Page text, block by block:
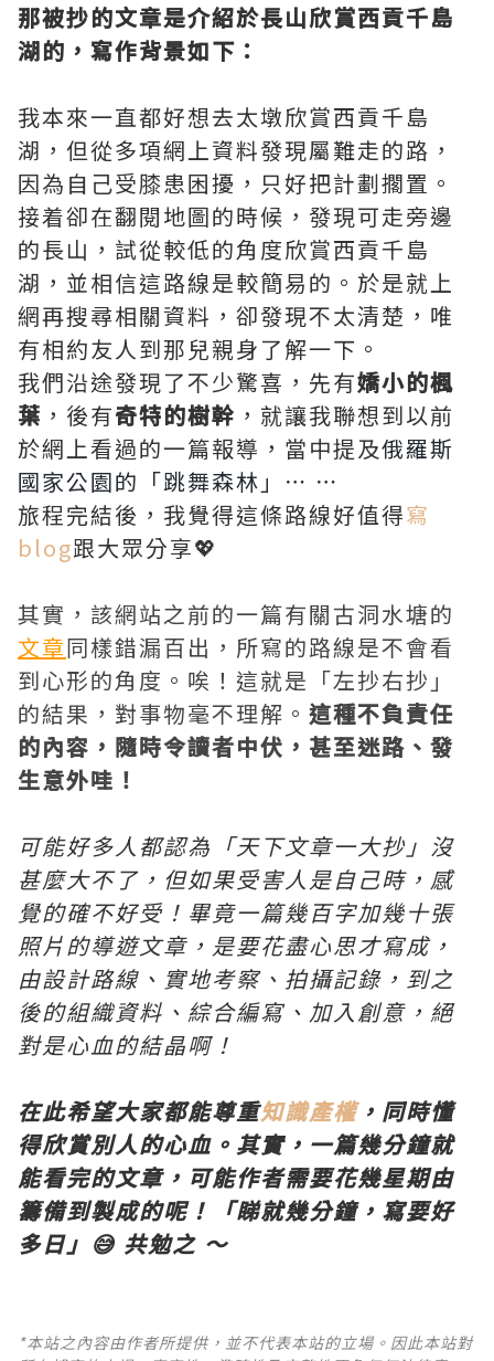
那被抄的文章是介紹於長山欣賞西貢千島
湖的，寫作背景如下：
我本來一直都好想去太墩欣賞西貢千島
湖，但從多項網上資料發現屬難走的路，
因為自己受膝患困擾，只好把計劃擱置。
接着卻在翻閱地圖的時候，發現可走旁邊
的長山，試從較低的角度欣賞西貢千島
湖，並相信這路線是較簡易的。於是就上
網再搜尋相關資料，卻發現不太清楚，唯
有相約友人到那兒親身了解一下。
我們沿途發現了不少驚喜，先有嬌小的楓
葉 ，後有奇特的樹幹 ，就讓我聯想到以前
於網上看過的一篇報導，當中提及俄羅斯
國家公園的「跳舞森林」⋯ ⋯
旅程完結後，我覺得這條路線好值得寫
blog跟大眾分享💖
其實，該網站之前的一篇有關古洞水塘的
文章同樣錯漏百出，所寫的路線是不會看
到心形的角度。唉！這就是「左抄右抄」
的結果，對事物毫不理解。 這種不負責任
的內容，隨時令讀者中伏，甚至迷路、發
生意外哇！
可能好多人都認為「天下文章一大抄」沒
甚麼大不了，但如果受害人是自己時，感
覺的確不好受！畢竟一篇幾百字加幾十張
照片的導遊文章，是要花盡心思才寫成，
由設計路線、實地考察、拍攝記錄，到之
後的組織資料、綜合編寫、加入創意，絕
對是心血的結晶啊！
在此希望大家都能尊重知識產權，同時懂
得欣賞別人的心血。其實，一篇幾分鐘就
能看完的文章，可能作者需要花幾星期由
籌備到製成的呢！「睇就幾分鐘，寫要好
多日」😅 共勉之 ～
*本站之內容由作者所提供，並不代表本站的立場。因此本站對